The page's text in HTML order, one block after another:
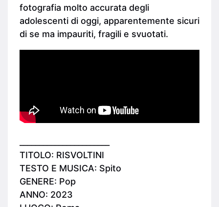
fotografia molto accurata degli
adolescenti di oggi, apparentemente sicuri
di se ma impauriti, fragili e svuotati.
TITOLO: RISVOLTINI
TESTO E MUSICA: Spito
GENERE: Pop
ANNO: 2023